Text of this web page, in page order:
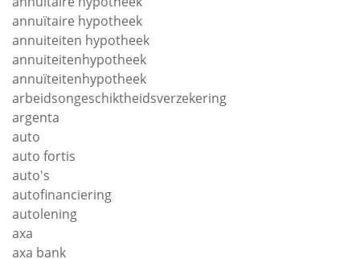
annuïtaire hypotheek
annuiteiten hypotheek
annuiteitenhypotheek
annuïteitenhypotheek
arbeidsongeschiktheidsverzekering
argenta
auto
auto fortis
auto's
autofinanciering
autolening
axa
axa bank